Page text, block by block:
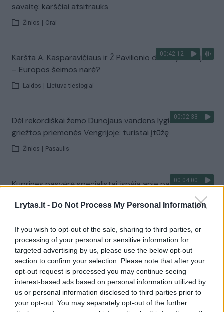
Lrytas.lt - Do Not Process My Personal Information
If you wish to opt-out of the sale, sharing to third parties, or
processing of your personal or sensitive information for
targeted advertising by us, please use the below opt-out
section to confirm your selection. Please note that after your
opt-out request is processed you may continue seeing
interest-based ads based on personal information utilized by
us or personal information disclosed to third parties prior to
your opt-out. You may separately opt-out of the further
savaitę: karščiai atsitrauks
Žinios Orai
00:42:12
Karšta A. Kasparavičiaus ir Ž Pavilionio diskusija: Rusija
– Europos šeimos narė?
Laidos Lietuva tiesiogiai
00:02:33
Dėl rekordiškai žemo Dunojaus vandens lygio –
griežtos priemonės Vengrijoje: turistai įtūžę
Žinios Pasaulis
00:04:00
Kuprines pasvėrę specialistai įspėja apie pavojingą
Visi įrašai
Žiūrimiausi įrašai